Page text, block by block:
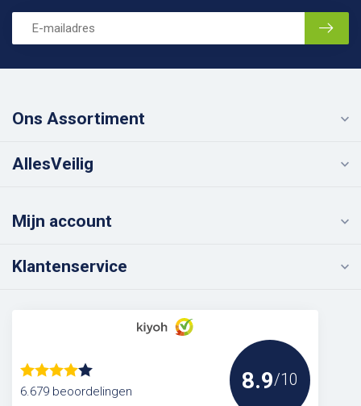
Ons Assortiment
AllesVeilig
Mijn account
Klantenservice
6.679 beoordelingen 8.9/10